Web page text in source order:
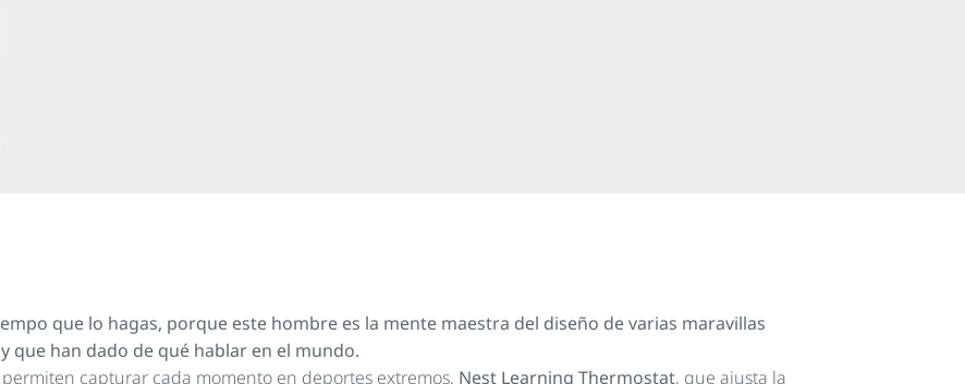
que lo hagas, porque este hombre es la mente maestra del diseño de varias maravillas
que han dado de qué hablar en el mundo.
capturar cada momento en deportes extremos, Nest Learning Thermostat, que ajusta la